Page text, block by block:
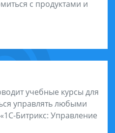
с продуктами и
учебные курсы для
управлять любыми
Битрикс: Управление